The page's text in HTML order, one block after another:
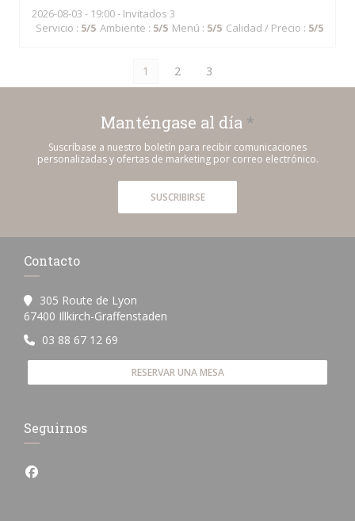
2026-08-03 - 19:00 - Invitados 3
Servicio : 5/5 Ambiente : 5/5 Menú : 5/5 Calidad / Precio : 5/5
1 2 3
Manténgase al día *
Suscríbase a nuestro boletín para recibir comunicaciones
personalizadas y ofertas de marketing por correo electrónico.
SUSCRIBIRSE
Contacto
305 Route de Lyon
67400 Illkirch-Graffenstaden
03 88 67 12 69
RESERVAR UNA MESA
Seguirnos
Facebook ((abre en una nueva ventana))